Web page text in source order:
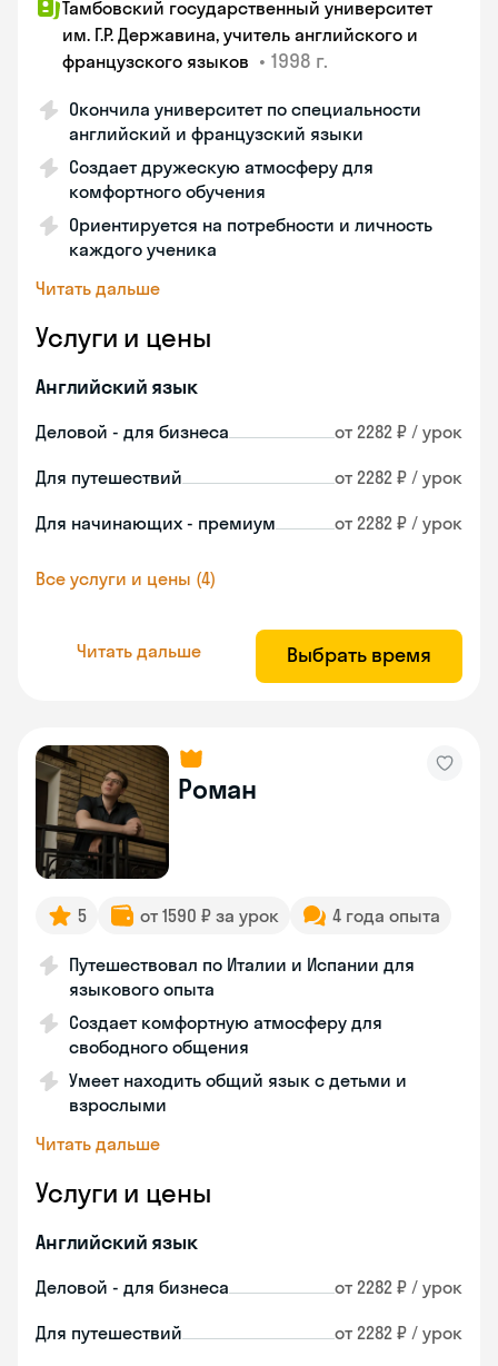
Тамбовский государственный университет
им. Г.Р. Державина, учитель английского и
французского языков • 1998 г.
Окончила университет по специальности
английский и французский языки
Создает дружескую атмосферу для
комфортного обучения
Ориентируется на потребности и личность
каждого ученика
Читать дальше
Услуги и цены
Английский язык
Деловой - для бизнеса от 2282 ₽ / урок
Для путешествий от 2282 ₽ / урок
Для начинающих - премиум от 2282 ₽ / урок
Все услуги и цены (4)
Читать дальше Выбрать время
Роман
5 от 1590 ₽ за урок 4 года опыта
Путешествовал по Италии и Испании для
языкового опыта
Создает комфортную атмосферу для
свободного общения
Умеет находить общий язык с детьми и
взрослыми
Читать дальше
Услуги и цены
Английский язык
Деловой - для бизнеса от 2282 ₽ / урок
Для путешествий от 2282 ₽ / урок